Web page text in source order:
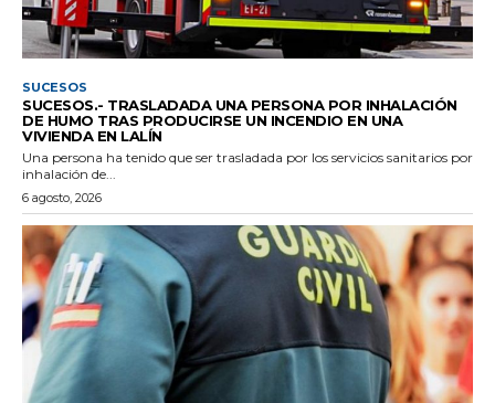
SUCESOS
SUCESOS.- TRASLADADA UNA PERSONA POR INHALACIÓN
DE HUMO TRAS PRODUCIRSE UN INCENDIO EN UNA
VIVIENDA EN LALÍN
Una persona ha tenido que ser trasladada por los servicios sanitarios por
inhalación de...
6 agosto, 2026